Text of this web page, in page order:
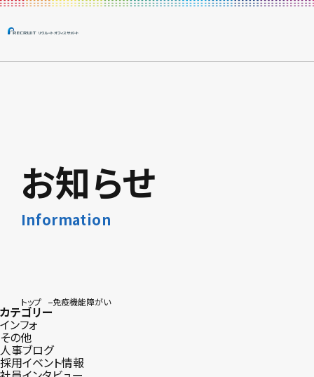
お知らせ
Information
トップ 免疫機能障がい
カテゴリー
インフォ
その他
人事ブログ
採用イベント情報